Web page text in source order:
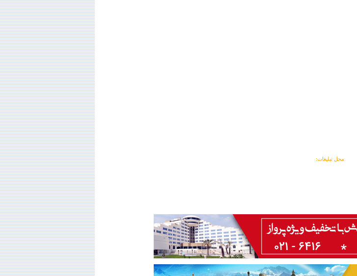
محل تبلیغات: